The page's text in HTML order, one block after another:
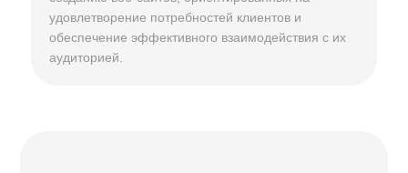
удовлетворение потребностей клиентов и
обеспечение эффективного взаимодействия с их
аудиторией.